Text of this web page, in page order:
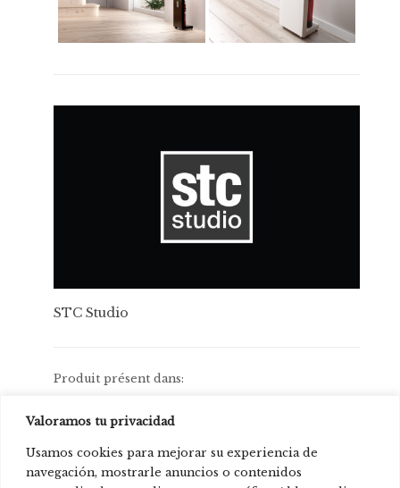
Valoramos tu privacidad
Usamos cookies para mejorar su experiencia de
navegación, mostrarle anuncios o contenidos
STC Studio
Produit présent dans:
H10 Art Gallery Hôtel, Barcelone, Espagne.
H10 Casa Mimosa Hôtel, Barcelone, Espagne.